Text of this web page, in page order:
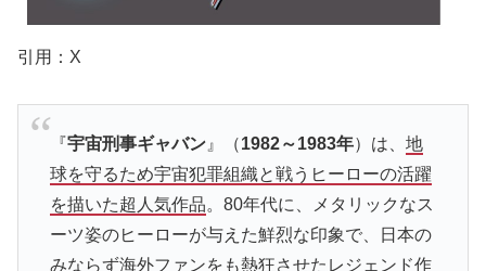
引用：X
『宇宙刑事ギャバン』（1982～1983年）は、 地
球を守るため宇宙犯罪組織と戦うヒーローの活躍
を描いた超人気作品。80年代に、メタリックなス
ーツ姿のヒーローが与えた鮮烈な印象で、日本の
みならず海外ファンをも熱狂させたレジェンド作